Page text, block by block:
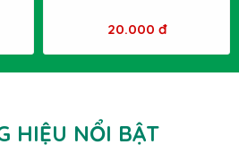
20.000 đ
HIỆU NỔI BẬT